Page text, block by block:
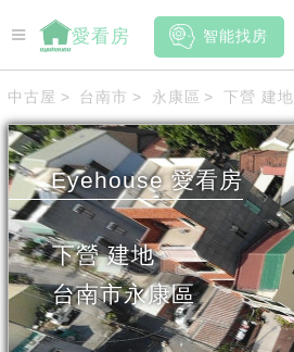
愛看房 智能找房
中古屋 > 台南市 > 永康區 > 下營 建地
Eyehouse 愛看房
下營 建地
台南市永康區